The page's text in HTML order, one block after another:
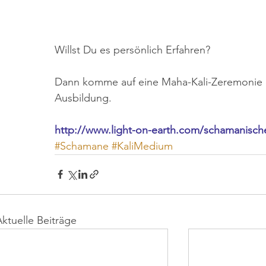
Willst Du es persönlich Erfahren?
Dann komme auf eine Maha-Kali-
Ausbildung.
http://www.light-on-earth.com/
#Schamane #KaliMedium
Beiträge